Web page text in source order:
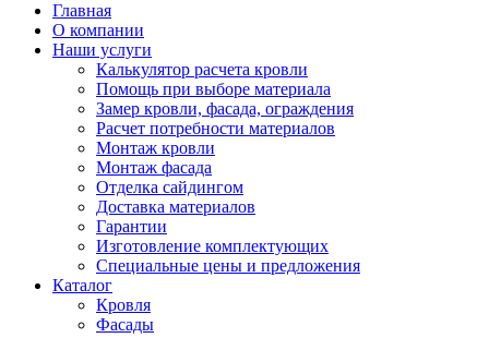
Главная
О компании
Наши услуги
Калькулятор расчета кровли
Помощь при выборе материала
Замер кровли, фасада, ограждения
Расчет потребности материалов
Монтаж кровли
Монтаж фасада
Отделка сайдингом
Доставка материалов
Гарантии
Изготовление комплектующих
Специальные цены и предложения
Каталог
Кровля
Фасады